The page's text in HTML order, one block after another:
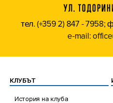
УЛ.
тел. (+359 2) 847 - 7958;
e-mail:
КЛУБЪТ
История на клуба